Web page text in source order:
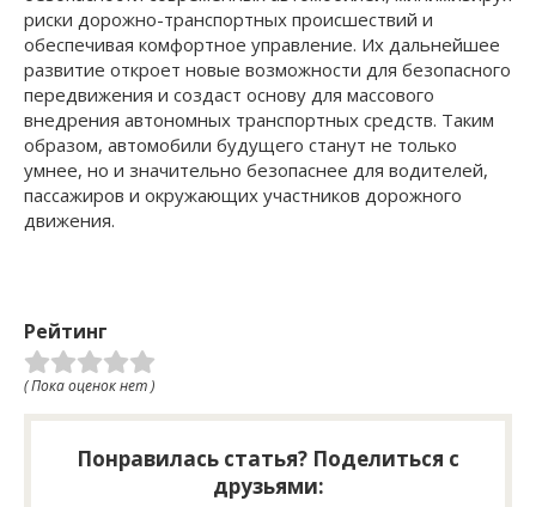
риски дорожно-транспортных происшествий и
обеспечивая комфортное управление. Их дальнейшее
развитие откроет новые возможности для безопасного
передвижения и создаст основу для массового
внедрения автономных транспортных средств. Таким
образом, автомобили будущего станут не только
умнее, но и значительно безопаснее для водителей,
пассажиров и окружающих участников дорожного
движения.
Рейтинг
( Пока оценок нет )
Понравилась статья? Поделиться с
друзьями: